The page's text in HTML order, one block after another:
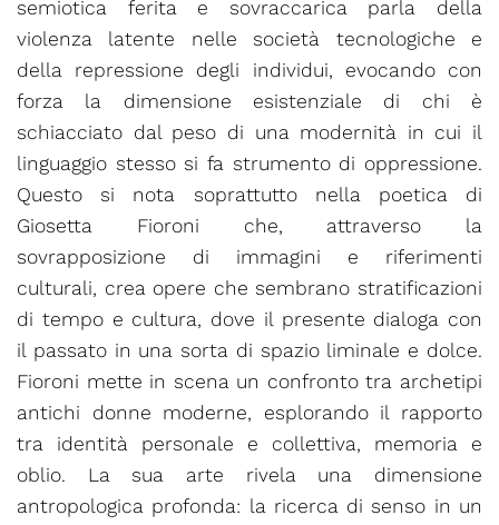
semiotica ferita e sovraccarica parla della
violenza latente nelle società tecnologiche e
della repressione degli individui, evocando con
forza la dimensione esistenziale di chi è
schiacciato dal peso di una modernità in cui il
linguaggio stesso si fa strumento di oppressione.
Questo si nota soprattutto nella poetica di
Giosetta Fioroni che, attraverso la
sovrapposizione di immagini e riferimenti
culturali, crea opere che sembrano stratificazioni
di tempo e cultura, dove il presente dialoga con
il passato in una sorta di spazio liminale e dolce.
Fioroni mette in scena un confronto tra archetipi
antichi donne moderne, esplorando il rapporto
tra identità personale e collettiva, memoria e
oblio. La sua arte rivela una dimensione
antropologica profonda: la ricerca di senso in un